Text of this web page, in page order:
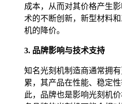
成本，从而对其价格产生
术的不断创新，新型材料
机的降价。
3. 品牌影响与技术支持
知名光刻机制造商通常拥
累，其产品在性能、稳定
此，品牌也是影响光刻机